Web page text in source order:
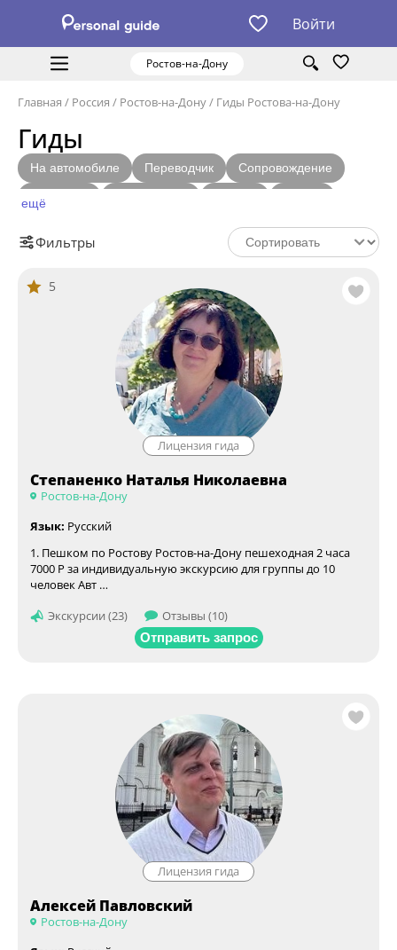
Войти
Ростов-на-Дону
Главная / Россия / Ростов-на-Дону/ Гиды Ростова-на-Дону
Гиды
На автомобиле Переводчик Сопровождение
Фотограф
ещё
Фильтры
5
Лицензия гида
Степаненко Наталья Николаевна
Ростов-на-Дону
Язык: Русский
1. Пешком по Ростову Ростов-на-Дону пешеходная 2 часа
7000 Р за индивидуальную экскурсию для группы до 10
человек Авт …
Экскурсии (23)
Отзывы (10)
Отправить запрос
Лицензия гида
Алексей Павловский
Ростов-на-Дону